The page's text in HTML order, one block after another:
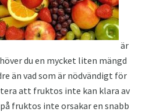
är
du en mycket liten mängd
än vad som är nödvändigt för
att fruktos inte kan klara av
fruktos inte orsakar en snabb